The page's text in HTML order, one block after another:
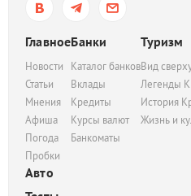
Главное
Новости
Статьи
Мнения
Афиша
Погода
Пробки
Банки
Каталог банков
Вклады
Кредиты
Курсы валют
Банкоматы
Туризм
Вид
Легенды
История
Жизнь и
Авто